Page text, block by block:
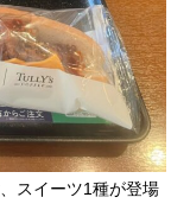
スイーツ1種が登場